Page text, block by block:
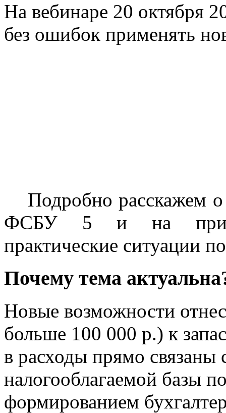
На вебинаре 20 октября
без ошибок применять
Подробно расскажем
ФСБУ 5 и на
практические ситуации
Почему тема
Новые возможности
больше 100 000 р.) к
в расходы прямо
налогооблагаемой базы
формированием